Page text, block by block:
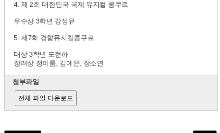
4. 제 2회 대한민국 국제 뮤지컬 콩쿠르
우수상 3학년 강성유
5. 제7회 경향뮤지컬콩쿠르
대상 3학년 도현하
장려상 정이룸, 김예은, 장소연
첨부파일
전체 파일 다운로드